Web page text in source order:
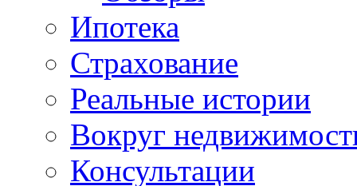
Ипотека
Страхование
Реальные истории
Вокруг
Консультации